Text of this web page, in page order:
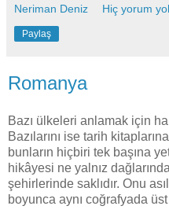
Neriman Deniz Hiç yorum
Paylaş
Romanya
Bazı ülkeleri anlamak için
Bazılarını ise tarih
bunların hiçbiri tek başına
hikâyesi ne yalnız
şehirlerinde saklıdır. Onu
boyunca aynı coğrafyada